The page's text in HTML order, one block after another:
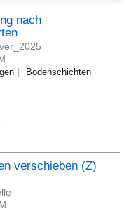
nach
Bodenschichten
verschieben (Z)